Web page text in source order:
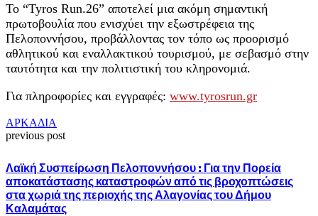
Το “Tyros Run.26” αποτελεί μια ακόμη σημαντική
πρωτοβουλία που ενισχύει την εξωστρέφεια της
Πελοποννήσου, προβάλλοντας τον τόπο ως προορισμό
αθλητικού και εναλλακτικού τουρισμού, με σεβασμό στην
ταυτότητα και την πολιτιστική του κληρονομιά.
Για πληροφορίες και εγγραφές: www.tyrosrun.gr
ΑΡΚΑΔΙΑ
previous post
Λαϊκή Συσπείρωση Πελοποννήσου : Για την Πορεία
αποκατάστασης καταστροφών από τις βροχοπτώσεις
στα χωριά της περιοχής της Αλαγονίας του Δήμου
Καλαμάτας